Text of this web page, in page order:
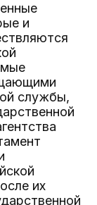
и
службы,
их